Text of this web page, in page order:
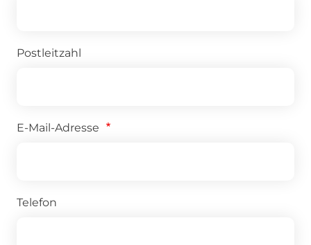
Postleitzahl
E-Mail-Adresse
Telefon